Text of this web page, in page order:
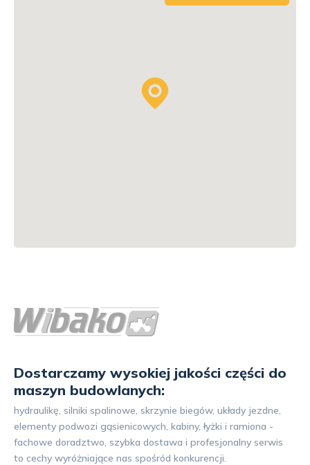
Dostarczamy wysokiej jakości części do
maszyn budowlanych:
hydraulikę, silniki spalinowe, skrzynie biegów, układy jezdne,
elementy podwozi gąsienicowych, kabiny, łyżki i ramiona -
fachowe doradztwo, szybka dostawa i profesjonalny serwis
to cechy wyróżniające nas spośród konkurencji.